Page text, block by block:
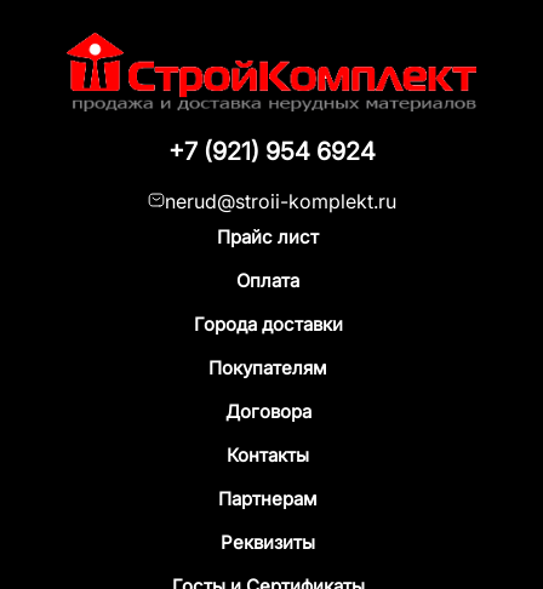
+7 (921) 954 6924
nerud@stroii-komplekt.ru
Прайс лист
Оплата
Города доставки
Покупателям
Договора
Контакты
Партнерам
Реквизиты